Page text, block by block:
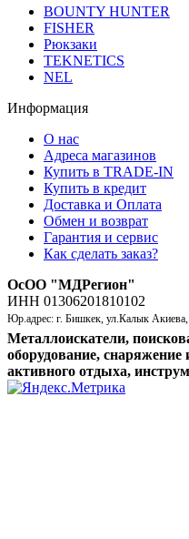
BOUNTY HUNTER
FISHER
Рюкзаки
TEKNETICS
NEL
Информация
О нас
Адреса магазинов
Купить в TRADE-IN
Купить в кредит
Доставка и Оплата
Обмен и возврат
Гарантия и сервис
Как сделать заказ?
ОсОО "МДРегион"
ИНН 01306201810102
Юр.адрес: г. Бишкек, ул.Калык
Металлоискатели,
оборудование, снаряжение
активного отдыха,